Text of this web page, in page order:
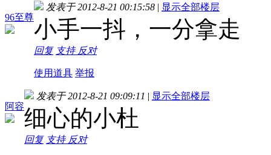
96至尊
发表于 2012-8-21 00:15:58 | 显示全部楼层
小手一抖，一分拿走
回复 支持 反对
使用道具 举报
阿容
发表于 2012-8-21 09:09:11 | 显示全部楼层
细心的小杜
回复 支持 反对